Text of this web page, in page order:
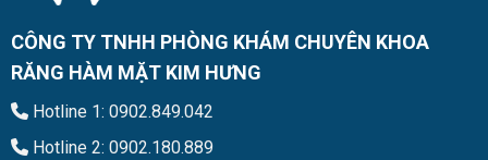
CÔNG TY TNHH PHÒNG KHÁM CHUYÊN KHOA
RĂNG HÀM MẶT KIM HƯNG
Hotline 1: 0902.849.042
Hotline 2: 0902.180.889